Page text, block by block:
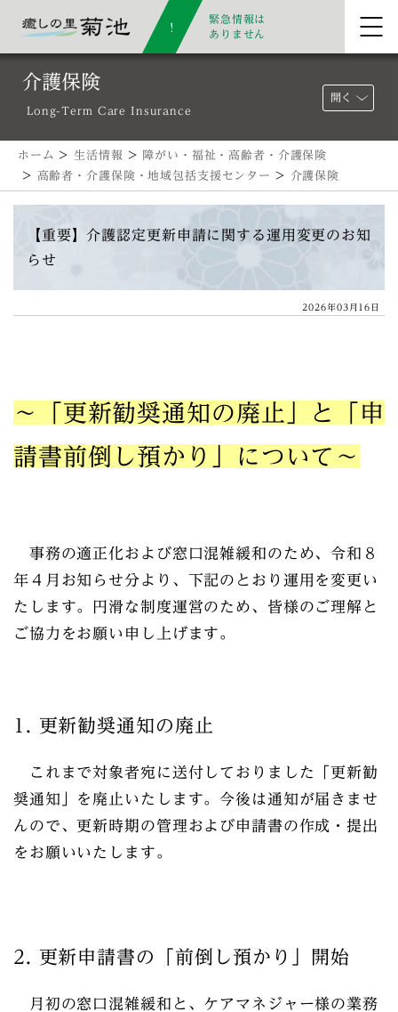
緊急情報は
ありません
介護保険
Long-Term Care Insurance
開く
ホーム >生活情報 >
障がい・福祉・高齢者・介護保険
> 高齢者・介護保険・地域包括支援センター > 介護保険
【重要】介護認定更新申請に関する運用変更のお知
らせ
2026年03月16日
～「更新勧奨通知の廃止」と「申
請書前倒し預かり」について～
事務の適正化および窓口混雑緩和のため、令和８
年４月お知らせ分より、下記のとおり運用を変更い
たします。円滑な制度運営のため、皆様のご理解と
ご協力をお願い申し上げます。
1. 更新勧奨通知の廃止
これまで対象者宛に送付しておりました
「更新勧
奨通知」を廃止いたします。今後は通知が届きませ
んので、更新時期の管理および申請書の作成・提出
をお願いいたします。
2. 更新申請書の「前倒し預かり」開始
月初の窓口混雑緩和と、ケアマネジャー様の業務